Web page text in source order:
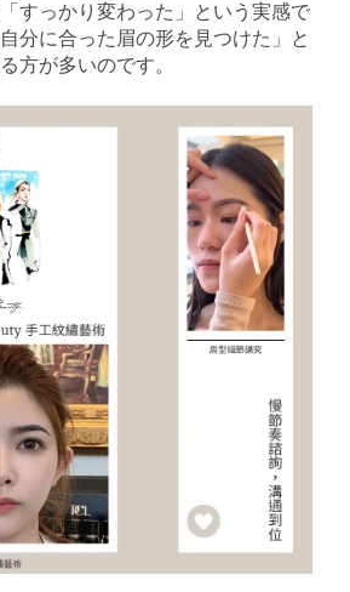
すっかり変わった」という実感で
分に合った眉の形を見つけた」と
方が多いのです。